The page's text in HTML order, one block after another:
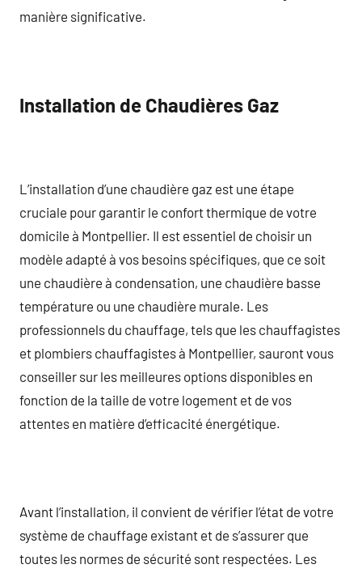
manière significative.
Installation de Chaudières Gaz
L’installation d’une chaudière gaz est une étape
cruciale pour garantir le confort thermique de votre
domicile à Montpellier. Il est essentiel de choisir un
modèle adapté à vos besoins spécifiques, que ce soit
une chaudière à condensation, une chaudière basse
température ou une chaudière murale. Les
professionnels du chauffage, tels que les chauffagistes
et plombiers chauffagistes à Montpellier, sauront vous
conseiller sur les meilleures options disponibles en
fonction de la taille de votre logement et de vos
attentes en matière d’efficacité énergétique.
Avant l’installation, il convient de vérifier l’état de votre
système de chauffage existant et de s’assurer que
toutes les normes de sécurité sont respectées. Les